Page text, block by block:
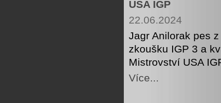
USA IGP
22.06.2024
Jagr Anilorak pes
zkoušku IGP 3 a
Mistrovství USA
Více...